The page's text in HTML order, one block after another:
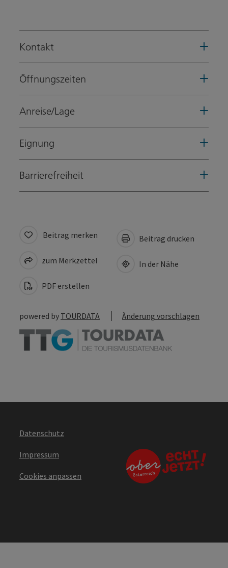
Kontakt
Öffnungszeiten
Anreise/Lage
Eignung
Barrierefreiheit
Beitrag merken
zum Merkzettel
PDF erstellen
Beitrag drucken
In der Nähe
powered by TOURDATA Änderung vorschlagen
Datenschutz
Impressum
Cookies anpassen